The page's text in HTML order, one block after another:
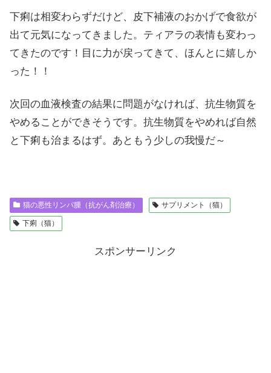
下痢は相変わらずだけど、皮下補液のおかげで食欲が
出て元気になってきました。ティアラの表情も変わっ
てきたのです！目に力が戻ってきて、ほんとに嬉しか
った！！
次回の血液検査の結果に問題がなければ、抗生物質を
やめることができそうです。抗生物質をやめれば自然
と下痢も治まるはず。あともう少しの我慢だ～
猫の悪性リンパ腫（抗がん剤治療） サプリメント（猫）
下痢（猫）
スポンサーリンク